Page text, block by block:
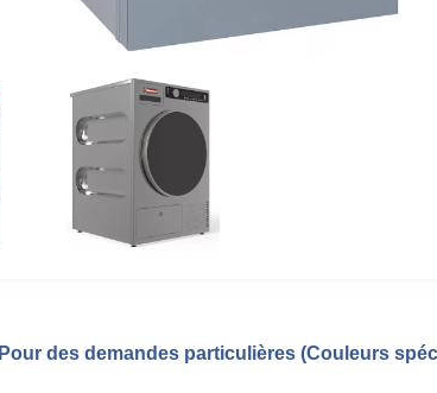
Pour des demandes particulières (Couleurs